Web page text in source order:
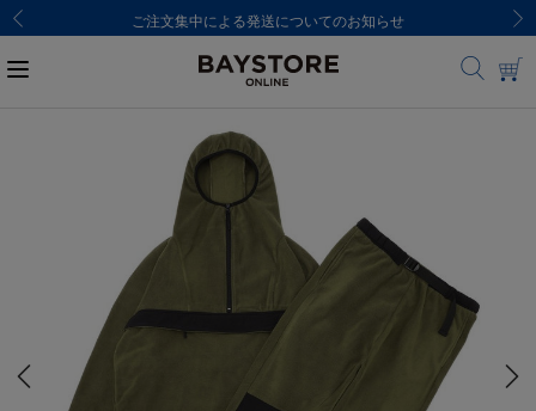
ご注文集中による発送についてのお知らせ